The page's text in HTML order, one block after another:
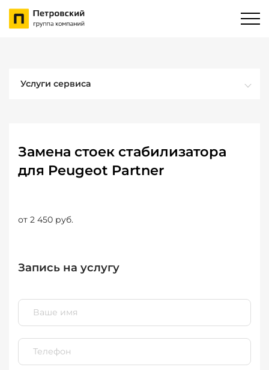
Услуги сервиса
Замена стоек стабилизатора
для Peugeot Partner
от 2 450 руб.
Запись на услугу